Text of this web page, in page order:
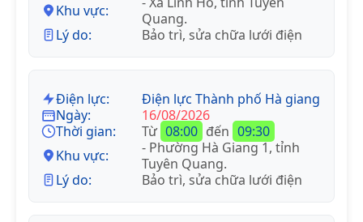
Khu vực:
Quang.
Lý do:
Bảo trì, sửa chữa lưới điện
Điện lực:
Điện lực Thành phố Hà giang
Ngày:
16/08/2026
Thời gian:
Từ 08:00 đến 09:30
Khu vực:
- Phường Hà Giang 1, tỉnh
Tuyên Quang.
Lý do:
Bảo trì, sửa chữa lưới điện